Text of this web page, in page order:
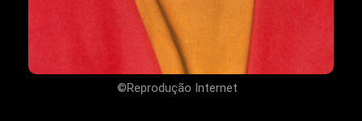
©Reprodução Internet